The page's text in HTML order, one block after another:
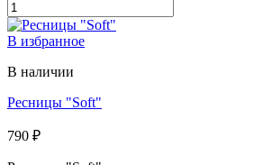
В избранное
В наличии
Ресницы "Soft"
790 ₽